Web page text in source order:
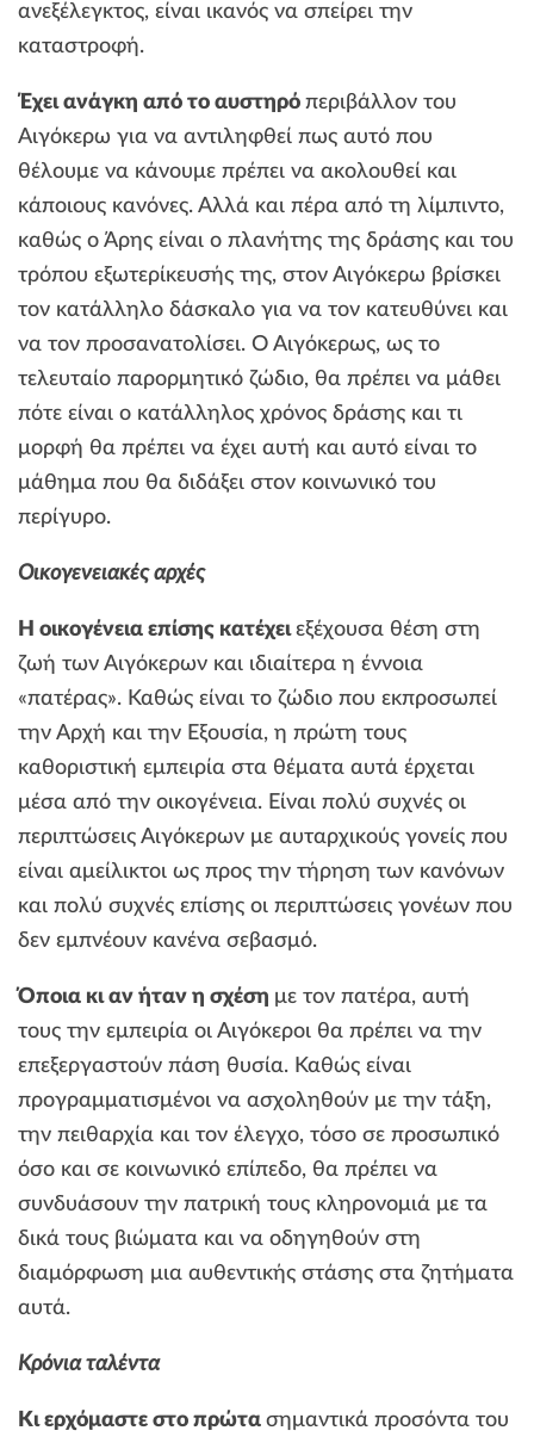
ανεξέλεγκτος, είναι ικανός να σπείρει την
καταστροφή.
Έχει ανάγκη από το αυστηρό περιβάλλον του
Αιγόκερω για να αντιληφθεί πως αυτό που
θέλουμε να κάνουμε πρέπει να ακολουθεί και
κάποιους κανόνες. Αλλά και πέρα από τη λίμπιντο,
καθώς ο Άρης είναι ο πλανήτης της δράσης και του
τρόπου εξωτερίκευσής της, στον Αιγόκερω βρίσκει
τον κατάλληλο δάσκαλο για να τον κατευθύνει και
να τον προσανατολίσει. Ο Αιγόκερως, ως το
τελευταίο παρορμητικό ζώδιο, θα πρέπει να μάθει
πότε είναι ο κατάλληλος χρόνος δράσης και τι
μορφή θα πρέπει να έχει αυτή και αυτό είναι το
μάθημα που θα διδάξει στον κοινωνικό του
περίγυρο.
Οικογενειακές αρχές
Η οικογένεια επίσης κατέχειεξέχουσα θέση στη
ζωή των Αιγόκερων και ιδιαίτερα η έννοια
«πατέρας». Καθώς είναι το ζώδιο που εκπροσωπεί
την Αρχή και την Εξουσία, η πρώτη τους
καθοριστική εμπειρία στα θέματα αυτά έρχεται
μέσα από την οικογένεια. Είναι πολύ συχνές οι
περιπτώσεις Αιγόκερων με αυταρχικούς γονείς που
είναι αμείλικτοι ως προς την τήρηση των κανόνων
και πολύ συχνές επίσης οι περιπτώσεις γονέων που
δεν εμπνέουν κανένα σεβασμό.
Όποια κι αν ήταν η σχέση με τον πατέρα, αυτή
τους την εμπειρία οι Αιγόκεροι θα πρέπει να την
επεξεργαστούν πάση θυσία. Καθώς είναι
προγραμματισμένοι να ασχοληθούν με την τάξη,
την πειθαρχία και τον έλεγχο, τόσο σε προσωπικό
όσο και σε κοινωνικό επίπεδο, θα πρέπει να
συνδυάσουν την πατρική τους κληρονομιά με τα
δικά τους βιώματα και να οδηγηθούν στη
διαμόρφωση μια αυθεντικής στάσης στα ζητήματα
αυτά.
Κρόνια ταλέντα
Κι ερχόμαστε στο πρώτα σημαντικά προσόντα του